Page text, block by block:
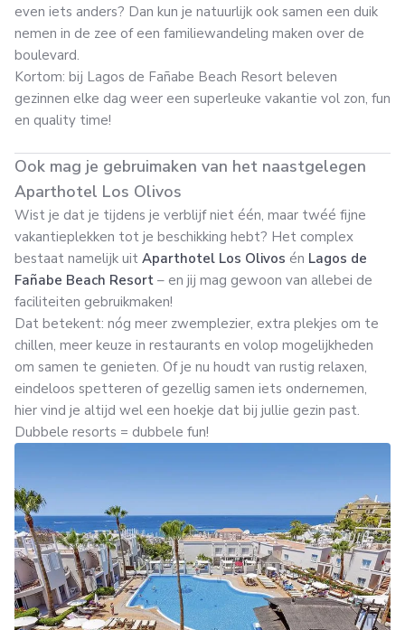
even iets anders? Dan kun je natuurlijk ook samen een duik
nemen in de zee of een familiewandeling maken over de
boulevard.
Kortom: bij Lagos de Fañabe Beach Resort beleven
gezinnen elke dag weer een superleuke vakantie vol zon, fun
en quality time!
Ook mag je gebruimaken van het naastgelegen
Aparthotel Los Olivos
Wist je dat je tijdens je verblijf niet één, maar twéé fijne
vakantieplekken tot je beschikking hebt? Het complex
bestaat namelijk uit Aparthotel Los Olivos én Lagos de
Fañabe Beach Resort – en jij mag gewoon van allebei de
faciliteiten gebruikmaken!
Dat betekent: nóg meer zwemplezier, extra plekjes om te
chillen, meer keuze in restaurants en volop mogelijkheden
om samen te genieten. Of je nu houdt van rustig relaxen,
eindeloos spetteren of gezellig samen iets ondernemen,
hier vind je altijd wel een hoekje dat bij jullie gezin past.
Dubbele resorts = dubbele fun!